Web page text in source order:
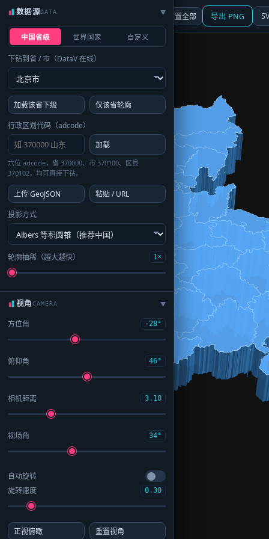
☰ 面板 地图 重置全部 导出 PNG
数据源DATA ▶
中国省级 世界国家 自定义
下钻到省 / 市（DataV 在线）
加载该省下级
仅该省轮廓
行政区划代码（adcode）
加载
六位 adcode，省 370000、市 370100、区县
370102，均可直接下钻。
上传 GeoJSON
粘贴 / URL
投影方式
轮廓抽稀（越大越快） 1×
视角CAMERA ▶
方位角 -28°
俯仰角 46°
相机距离 3.10
视场角 34°
自动旋转
旋转速度
0.30
正视俯瞰 重置视角